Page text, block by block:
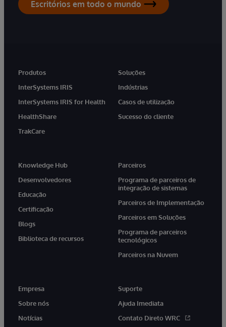
Escritórios em todo o mundo
Produtos
InterSystems IRIS
InterSystems IRIS for Health
HealthShare
TrakCare
Soluções
Indústrias
Casos de utilização
Sucesso do cliente
Knowledge Hub
Desenvolvedores
Educação
Certificação
Blogs
Biblioteca de recursos
Parceiros
Programa de parceiros de
integração de sistemas
Parceiros de Implementação
Parceiros em Soluções
Programa de parceiros
tecnológicos
Parceiros na Nuvem
Empresa
Sobre nós
Notícias
Suporte
Ajuda Imediata
Contato Direto WRC